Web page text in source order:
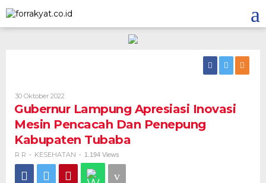
to
content
30 Oktober 2022
R
Gubernur Lampung Apresiasi Inovasi
Mesin Pencacah Dan Penepung
Kabupaten Tubaba
R R - KESEHATAN - 1.194 Views